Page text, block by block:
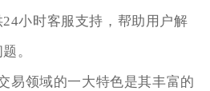
小时客服支持，帮助用户解
。
易领域的一大特色是其丰富的